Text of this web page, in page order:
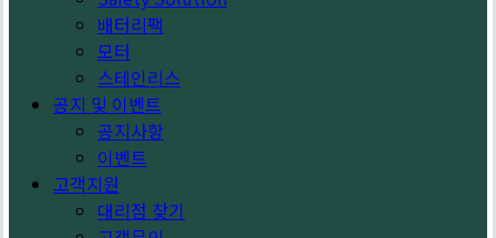
배터리팩
모터
스테인리스
공지 및 이벤트
공지사항
이벤트
고객지원
대리점 찾기